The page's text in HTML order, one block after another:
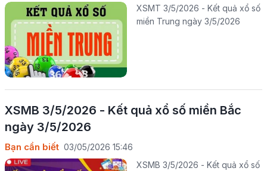
XSMT 3/5/2026 - Kết quả xổ số
miền Trung ngày 3/5/2026
XSMB 3/5/2026 - Kết quả xổ số miền Bắc
ngày 3/5/2026
Bạn cần biết 03/05/2026 15:46
XSMB 3/5/2026 - Kết quả xổ số